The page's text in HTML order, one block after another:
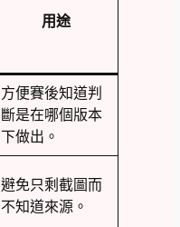
用途
方便賽後知道判
斷是在哪個版本
下做出。
避免只剩截圖而
不知道來源。